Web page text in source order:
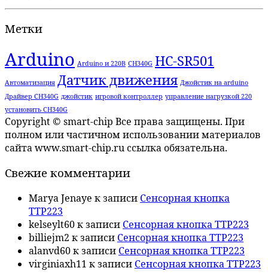
Метки
Arduino Arduino и 220В CH340G HC-SR501
Автоматизация Датчик движения Джойстик на arduino
Драйвер CH340G джойстик игровой контроллер управление нагрузкой 220
установить CH340G
Copyright © smart-chip Все права защищены. При
полном или частичном использовании материалов
сайта www.smart-chip.ru ссылка обязательна.
Свежие комментарии
Marya Jenaye к записи Сенсорная кнопка
TTP223
kelseylt60к записи Сенсорная кнопка TTP223
billiejm2 к записи Сенсорная кнопка TTP223
alanvd60к записи Сенсорная кнопка TTP223
virginiaxh11 к записи Сенсорная кнопка TTP223